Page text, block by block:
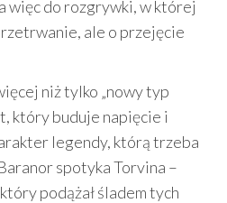
więc do rozgrywki, w której
ale o przejęcie
niż tylko „nowy typ
który buduje napięcie i
legendy, którą trzeba
spotyka Torvina –
podążał śladem tych